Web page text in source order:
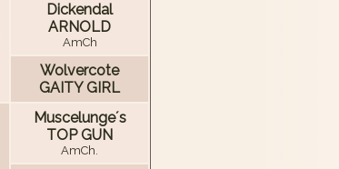
Dickendal
ARNOLD
AmCh
Wolvercote
GAITY GIRL
Muscelunge´s
TOP GUN
AmCh.